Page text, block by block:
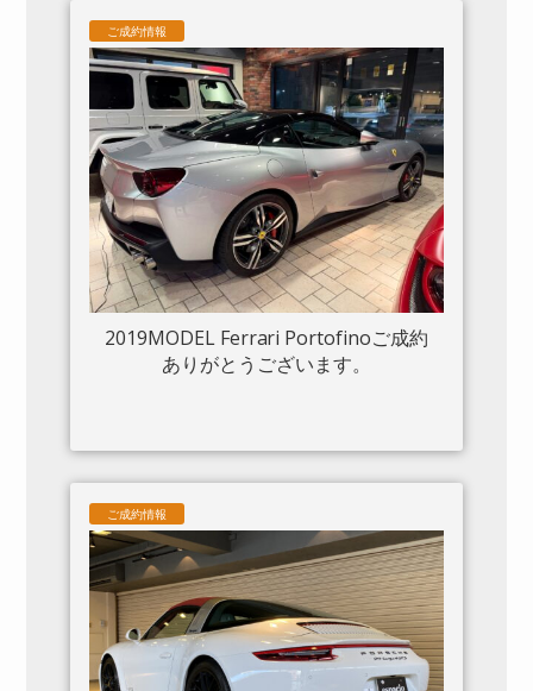
ご成約情報
2019MODEL Ferrari Portofinoご成約
ありがとうございます。
ご成約情報